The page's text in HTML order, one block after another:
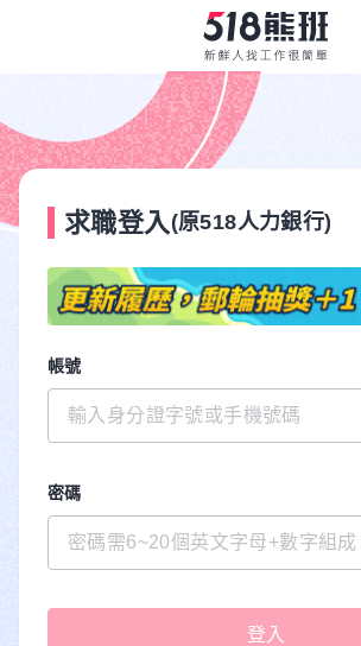
求職登入 (原518人力銀行)
帳號
密碼